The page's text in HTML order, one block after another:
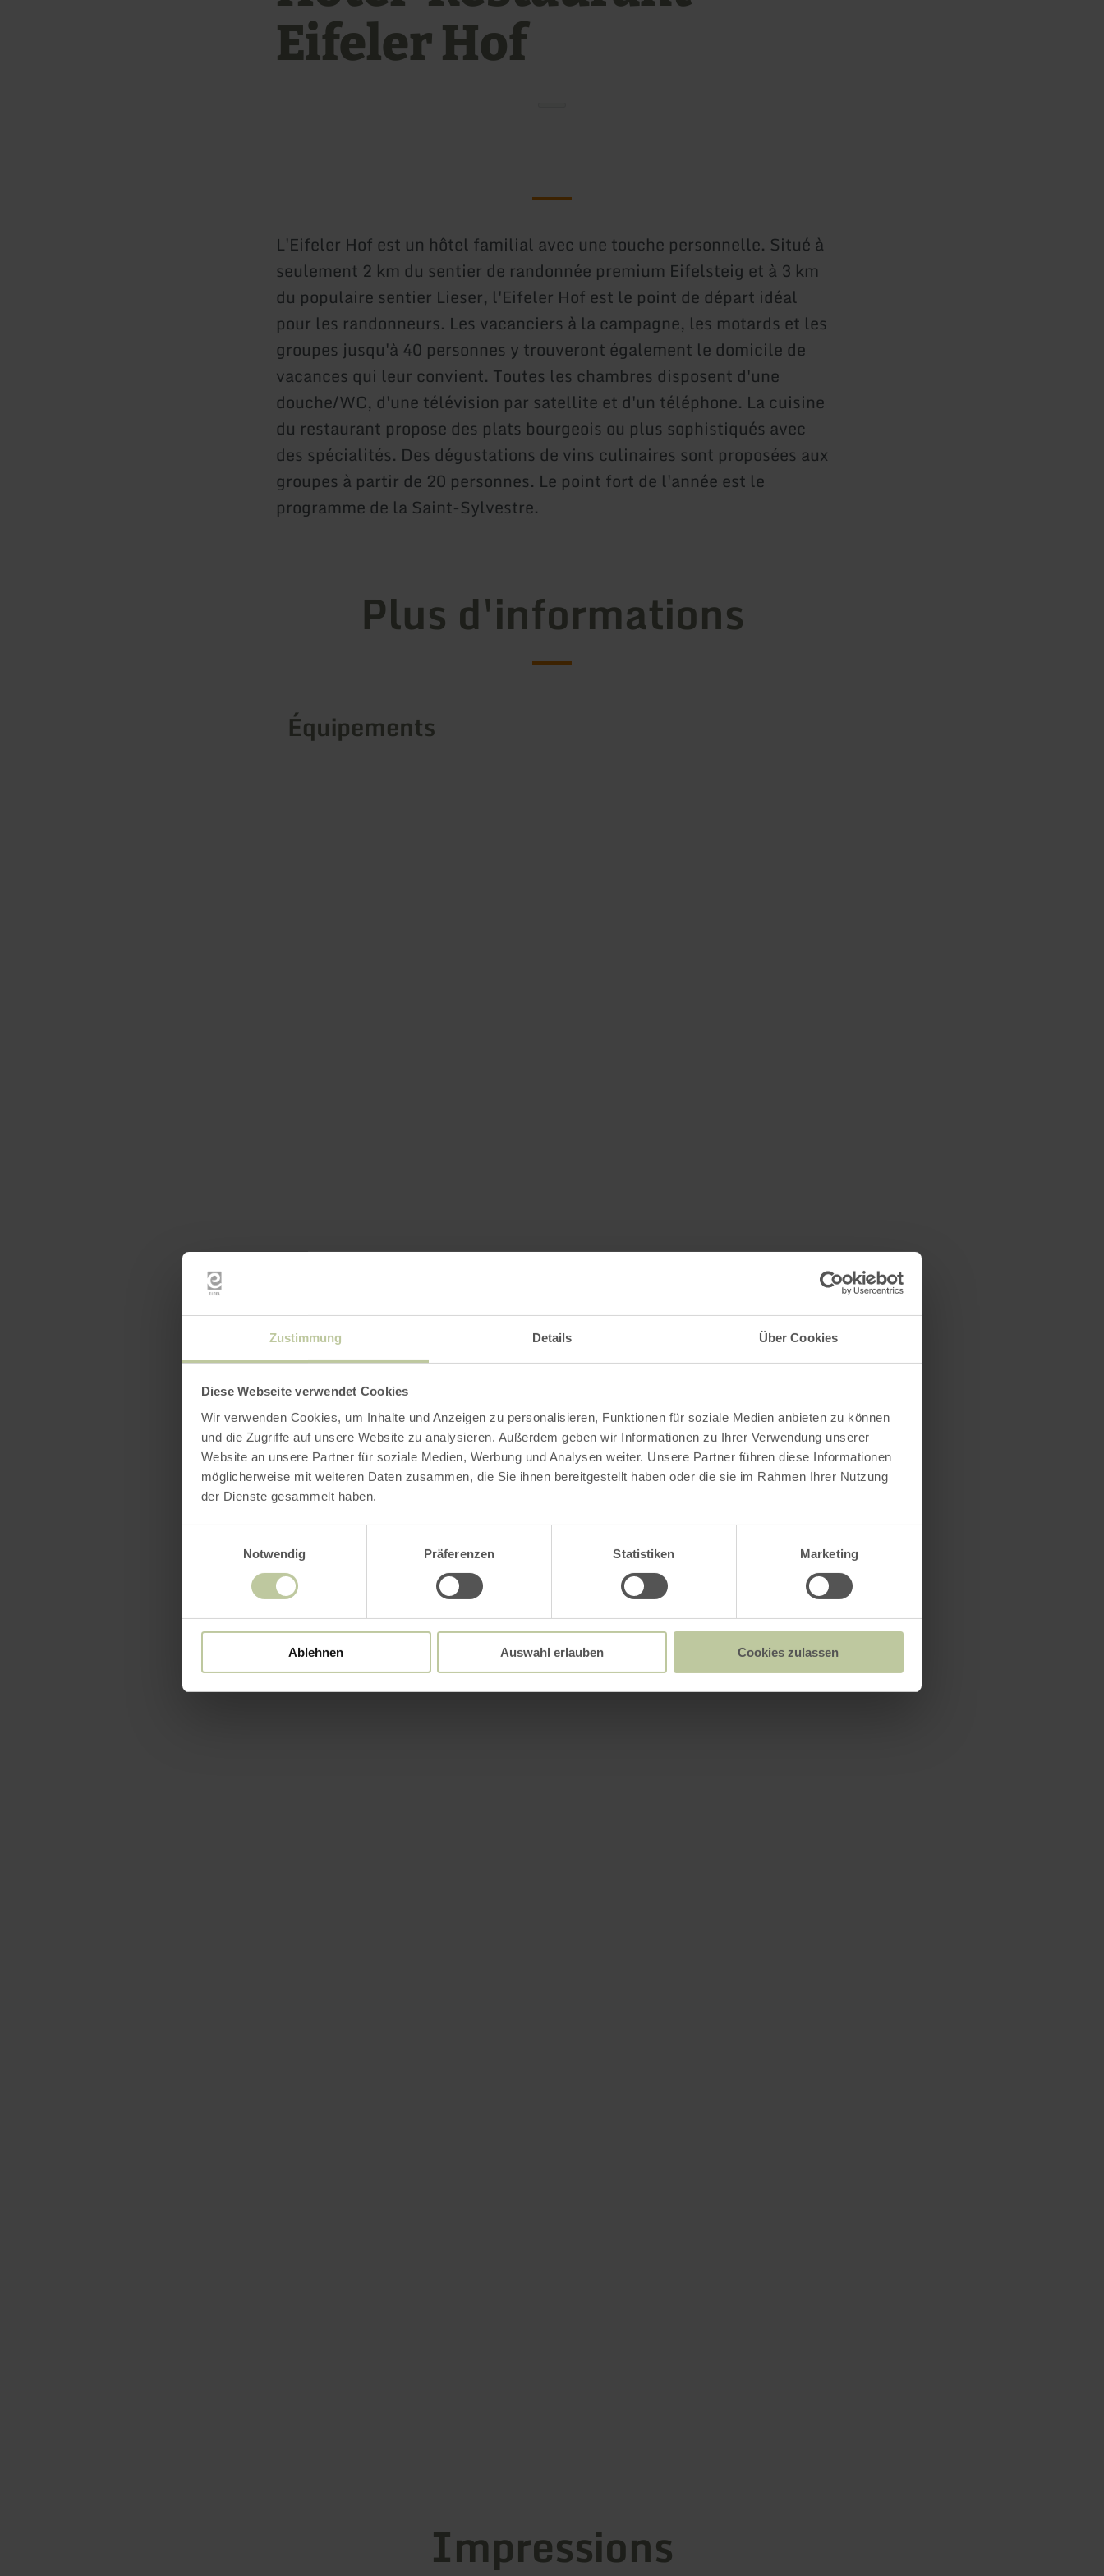
Zustimmung Details Über Cookies
Diese Webseite verwendet Cookies
Wir verwenden Cookies, um Inhalte und Anzeigen zu personalisieren, Funktionen für soziale Medien anbieten zu können
und die Zugriffe auf unsere Website zu analysieren. Außerdem geben wir Informationen zu Ihrer Verwendung unserer
Website an unsere Partner für soziale Medien, Werbung und Analysen weiter. Unsere Partner führen diese Informationen
möglicherweise mit weiteren Daten zusammen, die Sie ihnen bereitgestellt haben oder die sie im Rahmen Ihrer Nutzung
der Dienste gesammelt haben.
Notwendig
Präferenzen Statistiken Marketing
Ablehnen Auswahl erlauben Cookies zulassen
Eifeler Hof
L'Eifeler Hof est un hôtel familial avec une touche personnelle. Situé à
seulement 2 km du sentier de randonnée premium Eifelsteig et à 3 km
du populaire sentier Lieser, l'Eifeler Hof est le point de départ idéal
pour les randonneurs. Les vacanciers à la campagne, les motards et les
groupes jusqu'à 40 personnes y trouveront également le domicile de
vacances qui leur convient. Toutes les chambres disposent d'une
douche/WC, d'une télévision par satellite et d'un téléphone. La cuisine
du restaurant propose des plats bourgeois ou plus sophistiqués avec
des spécialités. Des dégustations de vins culinaires sont proposées aux
groupes à partir de 20 personnes. Le point fort de l'année est le
programme de la Saint-Sylvestre.
Plus d'informations
Équipements
Impressions